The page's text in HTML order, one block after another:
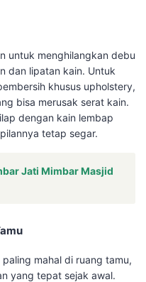
untuk menghilangkan debu
dan lipatan kain. Untuk
khusus upholstery,
bisa merusak serat kain.
dengan kain lembap
tetap segar.
Jati Mimbar Masjid
mahal di ruang tamu,
yang tepat sejak awal.